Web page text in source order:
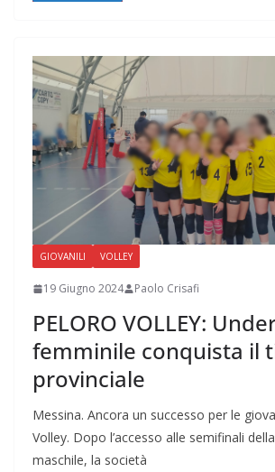
GIOVANILI VOLLEY
19 Giugno 2024 Paolo Crisafi
PELORO VOLLEY:
femminile conquista il
provinciale
Messina. Ancora un successo per le
Volley. Dopo l’accesso alle semifinali
maschile, la società